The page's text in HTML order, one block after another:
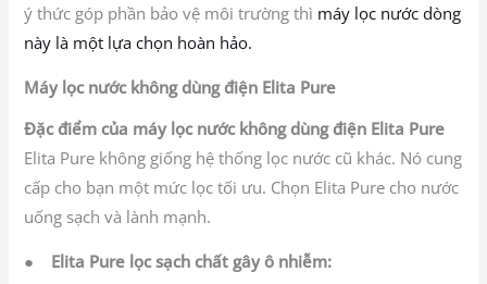
ý thức góp phần bảo vệ môi trường thì máy lọc nước dòng
này là một lựa chọn hoàn hảo.
Máy lọc nước không dùng điện Elita Pure
Đặc điểm của máy lọc nước không dùng điện Elita Pure
Elita Pure không giống hệ thống lọc nước cũ khác. Nó cung
cấp cho bạn một mức lọc tối ưu. Chọn Elita Pure cho nước
uống sạch và lành mạnh.
● Elita Pure lọc sạch chất gây ô nhiễm: